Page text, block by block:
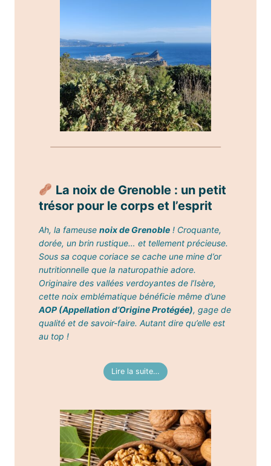
La noix de Grenoble : un petit
trésor pour le corps et l’esprit
Ah, la fameuse noix de Grenoble ! Croquante,
dorée, un brin rustique… et tellement précieuse.
Sous sa coque coriace se cache une mine d’or
nutritionnelle que la naturopathie adore.
Originaire des vallées verdoyantes de l’Isère,
cette noix emblématique bénéficie même d’une
AOP (Appellation d’Origine Protégée), gage de
qualité et de savoir-faire. Autant dire qu’elle est
au top !
Lire la suite…